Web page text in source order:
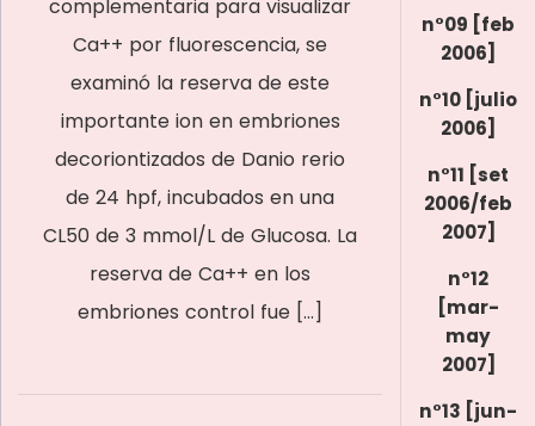
complementaria para visualizar
Ca++ por fluorescencia, se
examinó la reserva de este
importante ion en embriones
decoriontizados de Danio rerio
de 24 hpf, incubados en una
CL50 de 3 mmol/L de Glucosa. La
reserva de Ca++ en los
embriones control fue […]
n°09 [feb
2006]
n°10 [julio
2006]
n°11 [set
2006/feb
2007]
n°12
[mar-
may
2007]
n°13 [jun-